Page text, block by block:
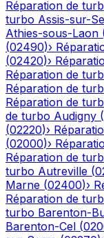
Réparation de
turbo Assis-sur-
Athies-sous-Laon
(02490)›
(02420)›
Réparation de
Réparation de
Réparation de
de turbo Audigny (
(02220)›
(02000)›
Réparation de
turbo Autreville (
Marne (02400)›
Réparation de
turbo Barenton-
Barenton-Cel (